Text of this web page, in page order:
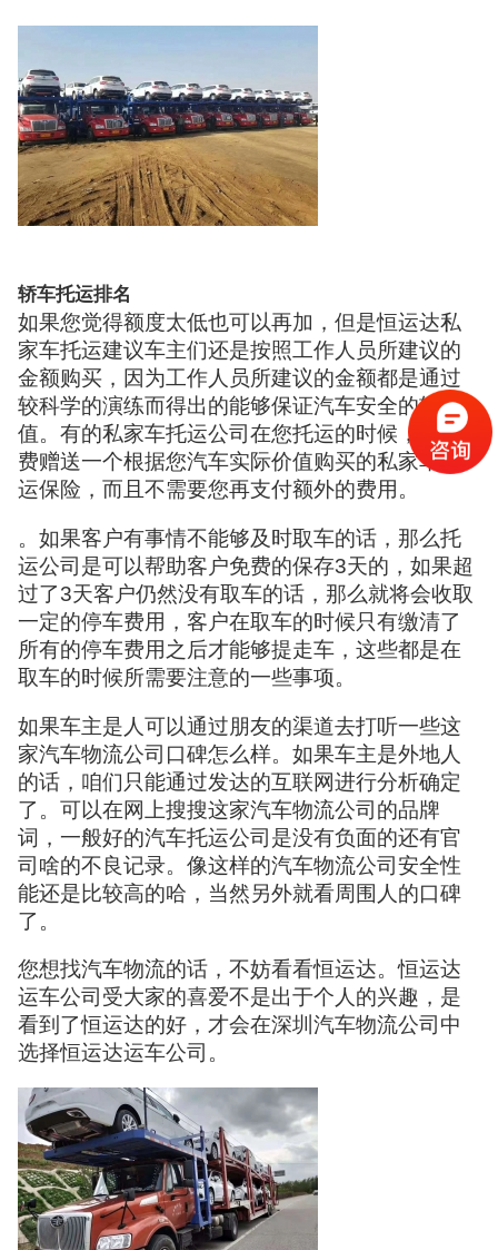
轿车托运排名
如果您觉得额度太低也可以再加，但是恒运达私
家车托运建议车主们还是按照工作人员所建议的
金额购买，因为工作人员所建议的金额都是通过
较科学的演练而得出的能够保证汽车安全的较大
值。有的私家车托运公司在您托运的时候，会免
费赠送一个根据您汽车实际价值购买的私家车托
运保险，而且不需要您再支付额外的费用。
。如果客户有事情不能够及时取车的话，那么托
运公司是可以帮助客户免费的保存3天的，如果超
过了3天客户仍然没有取车的话，那么就将会收取
一定的停车费用，客户在取车的时候只有缴清了
所有的停车费用之后才能够提走车，这些都是在
取车的时候所需要注意的一些事项。
如果车主是人可以通过朋友的渠道去打听一些这
家汽车物流公司口碑怎么样。如果车主是外地人
的话，咱们只能通过发达的互联网进行分析确定
了。可以在网上搜搜这家汽车物流公司的品牌
词，一般好的汽车托运公司是没有负面的还有官
司啥的不良记录。像这样的汽车物流公司安全性
能还是比较高的哈，当然另外就看周围人的口碑
了。
您想找汽车物流的话，不妨看看恒运达。恒运达
运车公司受大家的喜爱不是出于个人的兴趣，是
看到了恒运达的好，才会在深圳汽车物流公司中
选择恒运达运车公司。